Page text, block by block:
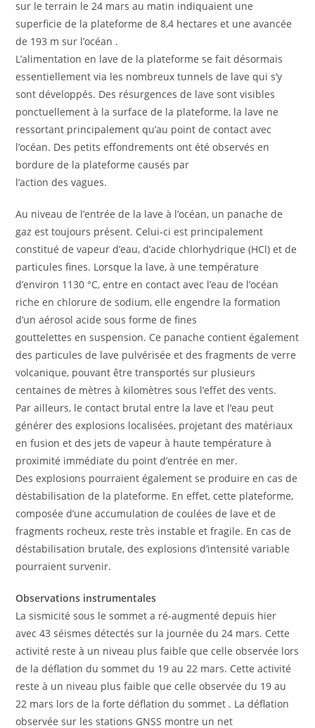
sur le terrain le 24 mars au matin indiquaient une
superficie de la plateforme de 8,4 hectares et une avancée
de 193 m sur l’océan .
L’alimentation en lave de la plateforme se fait désormais
essentiellement via les nombreux tunnels de lave qui s’y
sont développés. Des résurgences de lave sont visibles
ponctuellement à la surface de la plateforme, la lave ne
ressortant principalement qu’au point de contact avec
l’océan. Des petits effondrements ont été observés en
bordure de la plateforme causés par
l’action des vagues.
Au niveau de l’entrée de la lave à l’océan, un panache de
gaz est toujours présent. Celui-ci est principalement
constitué de vapeur d’eau, d’acide chlorhydrique (HCl) et de
particules fines. Lorsque la lave, à une température
d’environ 1130 °C, entre en contact avec l’eau de l’océan
riche en chlorure de sodium, elle engendre la formation
d’un aérosol acide sous forme de fines
gouttelettes en suspension. Ce panache contient également
des particules de lave pulvérisée et des fragments de verre
volcanique, pouvant être transportés sur plusieurs
centaines de mètres à kilomètres sous l’effet des vents.
Par ailleurs, le contact brutal entre la lave et l’eau peut
générer des explosions localisées, projetant des matériaux
en fusion et des jets de vapeur à haute température à
proximité immédiate du point d’entrée en mer.
Des explosions pourraient également se produire en cas de
déstabilisation de la plateforme. En effet, cette plateforme,
composée d’une accumulation de coulées de lave et de
fragments rocheux, reste très instable et fragile. En cas de
déstabilisation brutale, des explosions d’intensité variable
pourraient survenir.
Observations instrumentales
La sismicité sous le sommet a ré-augmenté depuis hier
avec 43 séismes détectés sur la journée du 24 mars. Cette
activité reste à un niveau plus faible que celle observée lors
de la déflation du sommet du 19 au 22 mars. Cette activité
reste à un niveau plus faible que celle observée du 19 au
22 mars lors de la forte déflation du sommet . La déflation
observée sur les stations GNSS montre un net